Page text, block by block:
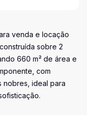
venda e locação
sobre 2
660 m² de área e
com
nobres, ideal para